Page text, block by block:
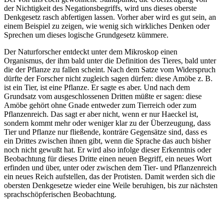
der Nichtigkeit des Negationsbegriffs, wird uns dieses oberste
Denkgesetz rasch abfertigen lassen. Vorher aber wird es gut sein, an
einem Beispiel zu zeigen, wie wenig sich wirkliches Denken oder
Sprechen um dieses logische Grundgesetz kümmere.
Der Naturforscher entdeckt unter dem Mikroskop einen
Organismus, der ihm bald unter die Definition des Tieres, bald unter
die der Pflanze zu fallen scheint. Nach dem Satze vom Widerspruch
dürfte der Forscher nicht zugleich sagen dürfen: diese Amöbe z. B.
ist ein Tier, ist eine Pflanze. Er sagte es aber. Und nach dem
Grundsatz vom ausgeschlossenen Dritten müßte er sagen: diese
Amöbe gehört ohne Gnade entweder zum Tierreich oder zum
Pflanzenreich. Das sagt er aber nicht, wenn er nur Haeckel ist,
sondern kommt mehr oder weniger klar zu der Überzeugung, dass
Tier und Pflanze nur fließende, konträre Gegensätze sind, dass es
ein Drittes zwischen ihnen gibt, wenn die Sprache das auch bisher
noch nicht gewußt hat. Er wird also infolge dieser Erkenntnis oder
Beobachtung für dieses Dritte einen neuen Begriff, ein neues Wort
erfinden und über, unter oder zwischen dem Tier- und Pflanzenreich
ein neues Reich aufstellen, das der Protisten. Damit werden sich die
obersten Denkgesetze wieder eine Weile beruhigen, bis zur nächsten
sprachschöpferischen Beobachtung.